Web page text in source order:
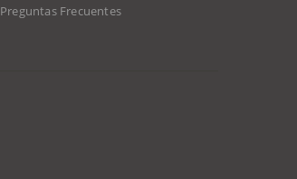
Preguntas Frecuentes